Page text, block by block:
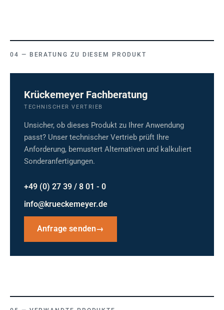
BERATUNG ZU DIESEM PRODUKT
Krückemeyer Fachberatung
TECHNISCHER VERTRIEB
Unsicher, ob dieses Produkt zu Ihrer Anwendung
passt? Unser technischer Vertrieb prüft Ihre
Anforderung, bemustert Alternativen und kalkuliert
Sonderanfertigungen.
+49 (0) 27 39 / 8 01 - 0
info@krueckemeyer.de
Anfrage senden→